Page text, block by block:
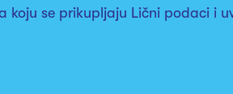
koju se prikupljaju Lični podaci i